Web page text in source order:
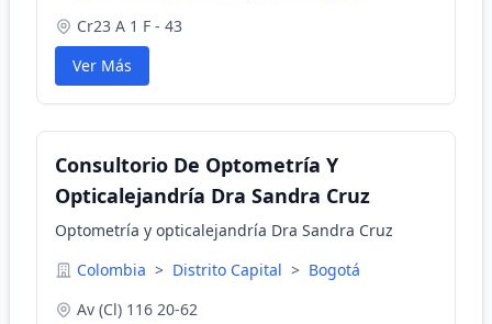
Cr23 A 1 F - 43
Ver Más
Consultorio De Optometría Y
Opticalejandría Dra Sandra Cruz
Optometría y opticalejandría Dra Sandra Cruz
Colombia > Distrito Capital > Bogotá
Av (Cl) 116 20-62